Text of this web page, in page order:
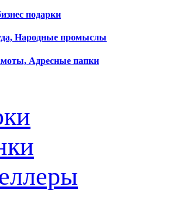
подарки
Народные промыслы
Адресные папки